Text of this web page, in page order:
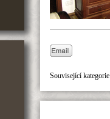
Související kategorie